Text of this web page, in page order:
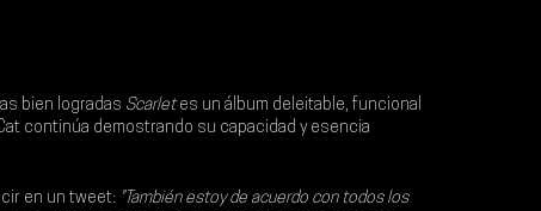
bien logradas Scarlet es un álbum deleitable, funcional
continúa demostrando su capacidad y esencia
en un tweet: "También estoy de acuerdo con todos los